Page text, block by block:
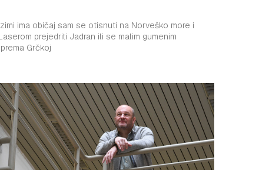
ima običaj sam se otisnuti na Norveško more i
prejedriti Jadran ili se malim gumenim
Grčkoj